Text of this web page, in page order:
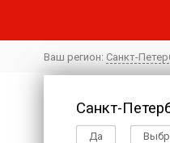
Ваш регион: Санкт-
Санкт-
Да